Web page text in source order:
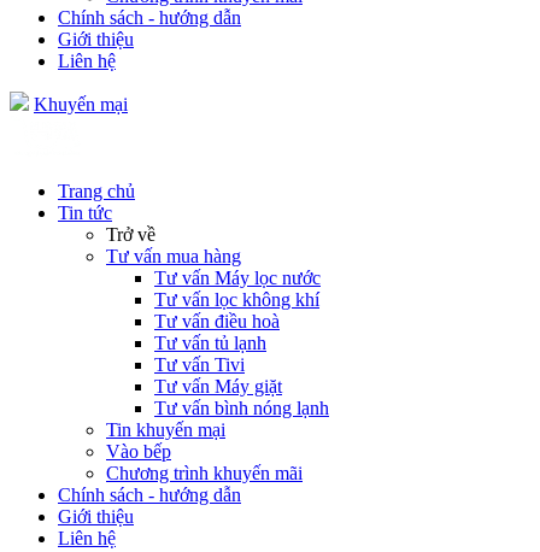
Chính sách - hướng dẫn
Giới thiệu
Liên hệ
Khuyến mại
Trang chủ
Tin tức
Trở về
Tư vấn mua hàng
Tư vấn Máy lọc nước
Tư vấn lọc không khí
Tư vấn điều hoà
Tư vấn tủ lạnh
Tư vấn Tivi
Tư vấn Máy giặt
Tư vấn bình nóng lạnh
Tin khuyến mại
Vào bếp
Chương trình khuyến mãi
Chính sách - hướng dẫn
Giới thiệu
Liên hệ